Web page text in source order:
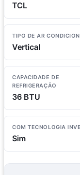
TCL
TIPO DE AR
Vertical
CAPACIDADE DE
REFRIGERAÇÃO
36 BTU
COM TECNOLOGIA
Sim